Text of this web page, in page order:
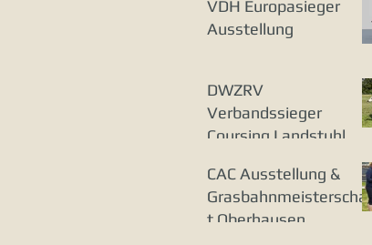
VDH Europasieger
Ausstellung
DWZRV
Verbandssieger
Coursing Landstuhl
CAC Ausstellung &
Grasbahnmeisterschaf
t Oberhausen